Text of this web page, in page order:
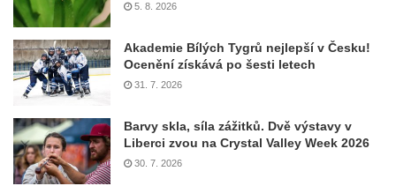
5. 8. 2026
Akademie Bílých Tygrů nejlepší v Česku!
Ocenění získává po šesti letech
31. 7. 2026
Barvy skla, síla zážitků. Dvě výstavy v
Liberci zvou na Crystal Valley Week 2026
30. 7. 2026